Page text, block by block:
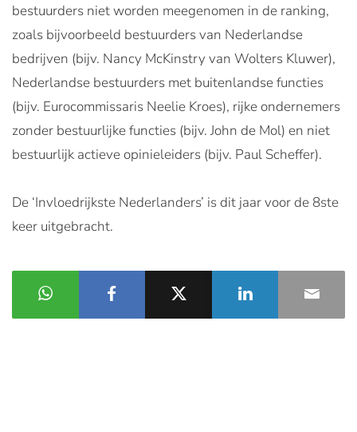
bestuurders niet worden meegenomen in de ranking,
zoals bijvoorbeeld bestuurders van Nederlandse
bedrijven (bijv. Nancy McKinstry van Wolters Kluwer),
Nederlandse bestuurders met buitenlandse functies
(bijv. Eurocommissaris Neelie Kroes), rijke ondernemers
zonder bestuurlijke functies (bijv. John de Mol) en niet
bestuurlijk actieve opinieleiders (bijv. Paul Scheffer).
De ‘Invloedrijkste Nederlanders’ is dit jaar voor de 8ste
keer uitgebracht.